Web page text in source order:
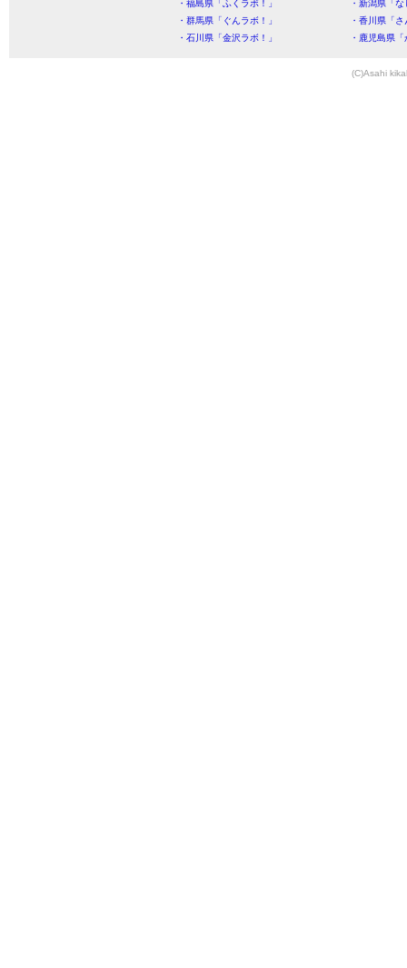
・福島県「ふくラボ！」
・新潟県「
・群馬県「ぐんラボ！」
・香川県「
・石川県「金沢ラボ！」
・鹿児島県
(C)Asahi